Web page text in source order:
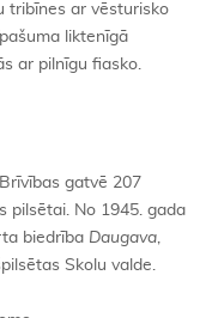
tribīnes ar vēsturisko
liktenīgā
ar pilnīgu fiasko.
gatvē 207
pilsētai. No 1945. gada
biedrība Daugava,
Skolu valde.